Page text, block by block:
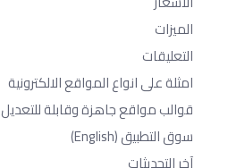
الميزات
التعليقات
امثلة على انواع المواقع الالكترونية
قوالب مواقع جاهزة وقابلة للتعديل
سوق التطبيق(English)
آخر التحديثات